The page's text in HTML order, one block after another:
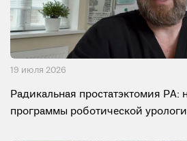
19 июля 2026
Радикальная простатэктомия РА:
программы роботической